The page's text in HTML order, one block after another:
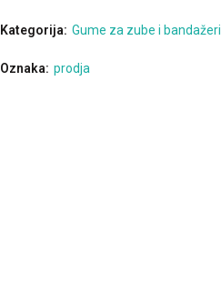
Kategorija: Gume za zube i bandažeri
Oznaka: prodja